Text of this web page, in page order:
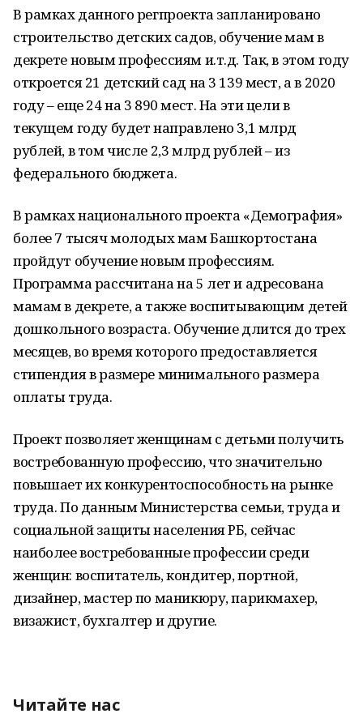
В рамках данного регпроекта запланировано
строительство детских садов, обучение мам в
декрете новым профессиям и.т.д. Так, в этом году
откроется 21 детский сад на 3 139 мест, а в 2020
году – еще 24 на 3 890 мест. На эти цели в
текущем году будет направлено 3,1 млрд
рублей, в том числе 2,3 млрд рублей – из
федерального бюджета.
В рамках национального проекта «Демография»
более 7 тысяч молодых мам Башкортостана
пройдут обучение новым профессиям.
Программа рассчитана на 5 лет и адресована
мамам в декрете, а также воспитывающим детей
дошкольного возраста. Обучение длится до трех
месяцев, во время которого предоставляется
стипендия в размере минимального размера
оплаты труда.
Проект позволяет женщинам с детьми получить
востребованную профессию, что значительно
повышает их конкурентоспособность на рынке
труда. По данным Министерства семьи, труда и
социальной защиты населения РБ, сейчас
наиболее востребованные профессии среди
женщин: воспитатель, кондитер, портной,
дизайнер, мастер по маникюру, парикмахер,
визажист, бухгалтер и другие.
Читайте нас